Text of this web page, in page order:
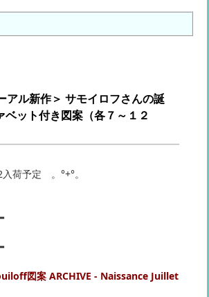
アル新作＞ サモイロフさんの誕
ベット付き図案（各７～１２
荷予定 。°+°。
図案 ARCHIVE - Naissance Juillet